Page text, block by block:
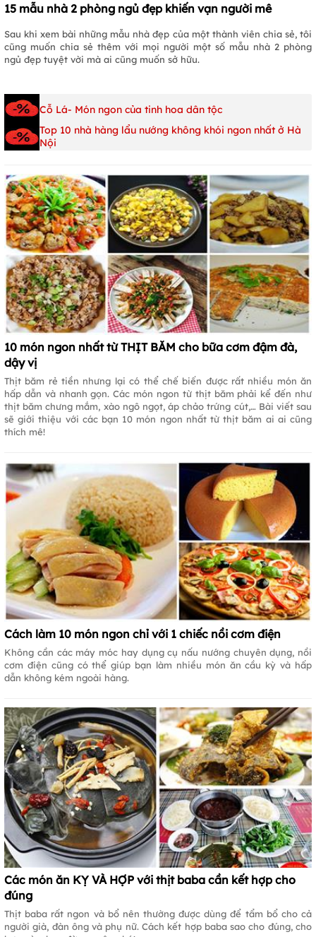
15 mẫu nhà 2 phòng ngủ đẹp khiến vạn người mê
Sau khi xem bài những mẫu nhà đẹp của một thành viên chia sẻ, tôi
cũng muốn chia sẻ thêm với mọi người một số mẫu nhà 2 phòng
ngủ đẹp tuyệt vời mà ai cũng muốn sở hữu.
Cỗ Lá- Món ngon của tinh hoa dân tộc
Top 10 nhà hàng lẩu nướng không khói ngon nhất ở Hà
Nội
10 món ngon nhất từ THỊT BĂM cho bữa cơm đậm đà,
dậy vị
Thịt băm rẻ tiền nhưng lại có thể chế biến được rất nhiều món ăn
hấp dẫn và nhanh gọn. Các món ngon từ thịt băm phải kể đến như
thịt băm chưng mắm, xào ngô ngọt, áp chảo trứng cút,… Bài viết sau
sẽ giới thiệu với các bạn 10 món ngon nhất từ thịt băm ai ai cũng
thích mê!
Cách làm 10 món ngon chỉ với 1 chiếc nồi cơm điện
Không cần các máy móc hay dụng cụ nấu nướng chuyên dụng, nồi
cơm điện cũng có thể giúp bạn làm nhiều món ăn cầu kỳ và hấp
dẫn không kém ngoài hàng.
Các món ăn KỴ VÀ HỢP với thịt baba cần kết hợp cho
đúng
Thịt baba rất ngon và bổ nên thường được dùng để tẩm bổ cho cả
người già, đàn ông và phụ nữ. Cách kết hợp baba sao cho đúng, cho